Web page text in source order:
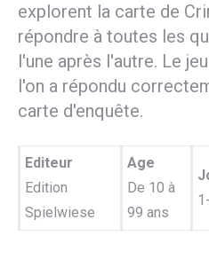
explorent la carte de
répondre à toutes les
l'une après l'autre. Le
l'on a répondu
carte d'enquête.
Editeur
Edition
Spielwiese
Age
De 10 à
99 ans